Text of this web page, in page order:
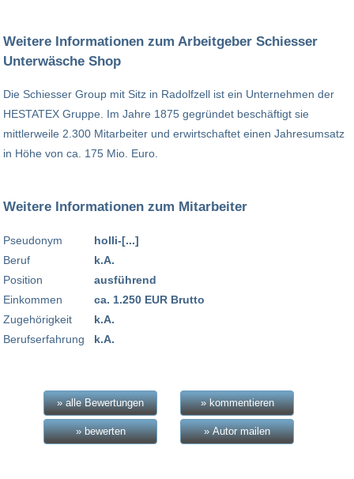
Weitere Informationen zum Arbeitgeber Schiesser
Unterwäsche Shop
Die Schiesser Group mit Sitz in Radolfzell ist ein Unternehmen der
HESTATEX Gruppe. Im Jahre 1875 gegründet beschäftigt sie
mittlerweile 2.300 Mitarbeiter und erwirtschaftet einen Jahresumsatz
in Höhe von ca. 175 Mio. Euro.
Weitere Informationen zum Mitarbeiter
Pseudonym
Beruf
Position
Einkommen
Zugehörigkeit
Berufserfahrung
holli-[...]
k.A.
ausführend
ca. 1.250 EUR Brutto
k.A.
k.A.
» alle Bewertungen » kommentieren
» bewerten » Autor mailen